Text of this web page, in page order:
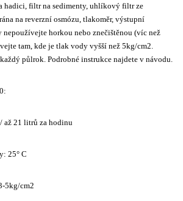
hadici, filtr na sedimenty, uhlíkový filtr ze
na reverzní osmózu, tlakoměr, výstupní
horkou nebo znečištěnou (víc než
tam, kde je tlak vody vyšší než 5kg/cm2.
půlrok. Podrobné instrukce najdete v návodu.
až 21 litrů za hodinu
25° C
5kg/cm2